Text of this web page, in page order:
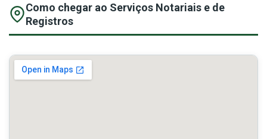
Como chegar ao Serviços Notariais e de
Registros